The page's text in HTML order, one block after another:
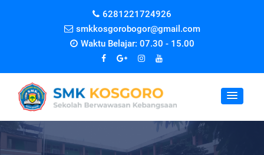
6281221724926
smkkosgorobogor@gmail.com
Waktu Belajar: 07.30 - 15.00